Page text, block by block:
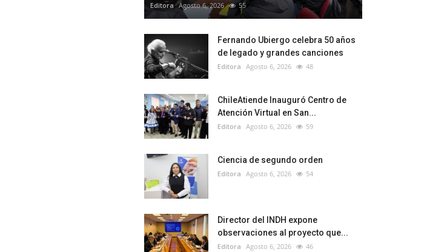
Editora Agosto 6, 2026 55
Fernando Ubiergo celebra 50 años
de legado y grandes canciones
Editora Agosto 6, 2026 48
ChileAtiende Inauguró Centro de
Atención Virtual en San...
Editora Agosto 6, 2026 59
Ciencia de segundo orden
Editora Agosto 6, 2026 54
Director del INDH expone
observaciones al proyecto que...
Editora Agosto 6, 2026 46